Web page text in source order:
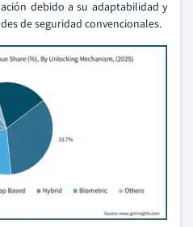
debido a su adaptabilidad y
de seguridad convencionales.